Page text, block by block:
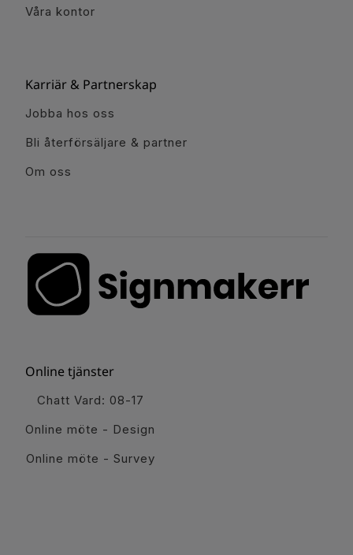
Våra kontor
Karriär & Partnerskap
Jobba hos oss
Bli återförsäljare & partner
Om oss
Online tjänster
Chatt Vard: 08-17
Online möte - Design
Online möte - Survey